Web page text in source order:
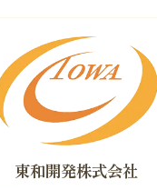
東和開発株式会社